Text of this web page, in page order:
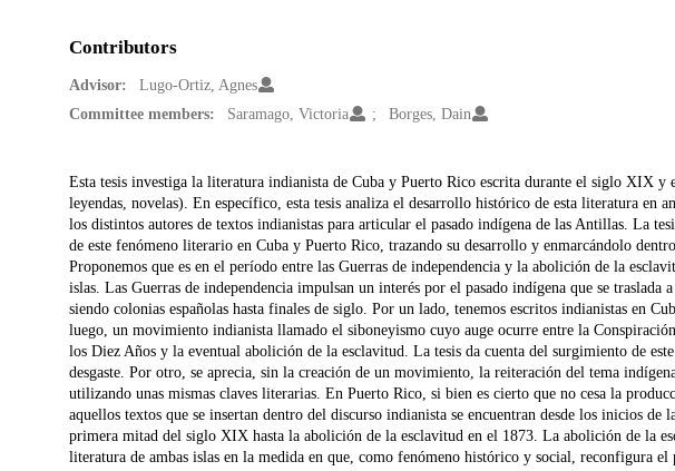
Contributors
Advisor:
Lugo-Ortiz, Agnes
Committee members:
Saramago, Victoria Borges, Dain
Description
Esta tesis investiga la literatura indianista de Cuba y Puerto Rico escrita durante el siglo XIX y
leyendas, novelas). En específico, esta tesis analiza el desarrollo histórico de esta literatura en
los distintos autores de textos indianistas para articular el pasado indígena de las Antillas. La
de este fenómeno literario en Cuba y Puerto Rico, trazando su desarrollo y enmarcándolo
Proponemos que es en el período entre las Guerras de independencia y la abolición de la
islas. Las Guerras de independencia impulsan un interés por el pasado indígena que se traslada
siendo colonias españolas hasta finales de siglo. Por un lado, tenemos escritos indianistas en
luego, un movimiento indianista llamado el siboneyismo cuyo auge ocurre entre la
los Diez Años y la eventual abolición de la esclavitud. La tesis da cuenta del surgimiento de
desgaste. Por otro, se aprecia, sin la creación de un movimiento, la reiteración del tema
utilizando unas mismas claves literarias. En Puerto Rico, si bien es cierto que no cesa la
aquellos textos que se insertan dentro del discurso indianista se encuentran desde los inicios
primera mitad del siglo XIX hasta la abolición de la esclavitud en el 1873. La abolición de la
literatura de ambas islas en la medida en que, como fenómeno histórico y social, reconfigura